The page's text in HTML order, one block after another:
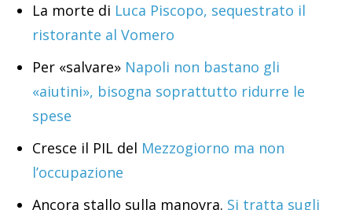
La morte di Luca Piscopo, sequestrato il
ristorante al Vomero
Per «salvare» Napoli non bastano gli
«aiutini», bisogna soprattutto ridurre le
spese
Cresce il PIL del Mezzogiorno ma non
l’occupazione
Ancora stallo sulla manovra. Si tratta sugli